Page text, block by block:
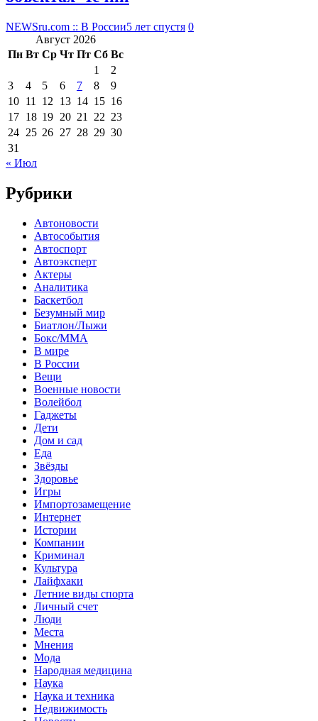
NEWSru.com :: В России5 лет спустя 0
Август 2026
Пн Вт Ср Чт Пт Сб Вс
1
2
3
4 5 6 7 8
9
10 11 12 13 14 15 16
17 18 19 20 21 22 23
24 25 26 27 28 29 30
31
« Июл
Рубрики
Автоновости
Автособытия
Автоспорт
Автоэксперт
Актеры
Аналитика
Баскетбол
Безумный мир
Биатлон/Лыжи
Бокс/MMA
В мире
В России
Вещи
Военные новости
Волейбол
Гаджеты
Дети
Дом и сад
Еда
Звёзды
Здоровье
Игры
Импортозамещение
Интернет
Истории
Компании
Криминал
Культура
Лайфхаки
Летние виды спорта
Личный счет
Люди
Места
Мнения
Мода
Народная медицина
Наука
Наука и техника
Недвижимость